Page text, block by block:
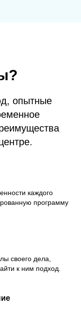
опытные
каждого
программу
своего дела,
к ним подход.